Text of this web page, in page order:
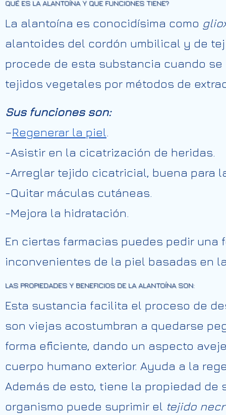
QUÉ ES LA ALANTOÍNA Y QUE FUNCIONES TIENE?
La alantoína es conocidísima como
alantoides del cordón umbilical y de
procede de esta substancia cuando
tejidos vegetales por métodos de
Sus funciones son:
–Regenerar la piel.
-Asistir en la cicatrización de heridas.
-Arreglar tejido cicatricial, buena para
-Quitar máculas cutáneas.
-Mejora la hidratación.
En ciertas farmacias puedes pedir
inconvenientes de la piel basadas en
LAS PROPIEDADES Y BENEFICIOS DE LA ALANTOÍNA SON:
Esta sustancia facilita el proceso de
son viejas acostumbran a quedarse
forma eficiente, dando un aspecto
cuerpo humano exterior. Ayuda a la
Además de esto, tiene la propiedad de
organismo puede suprimir el tejido